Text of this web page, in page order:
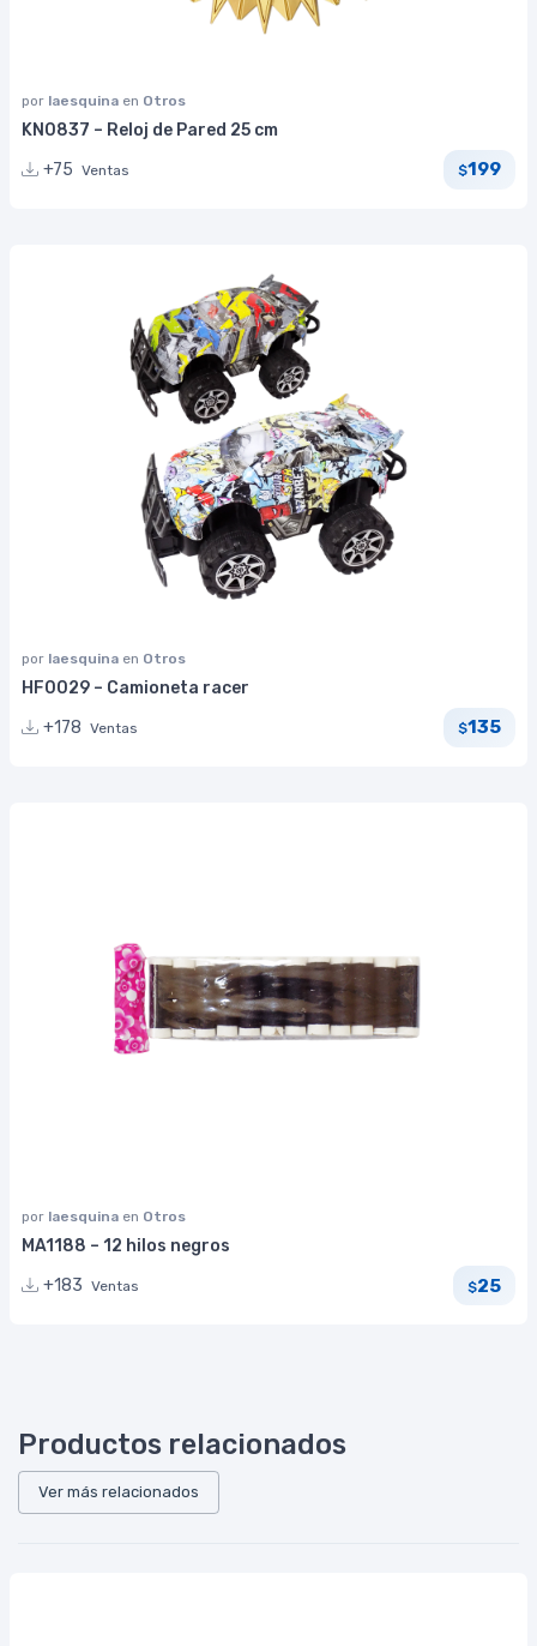
por laesquina en Otros
KN0837 – Reloj de Pared 25 cm
+75 Ventas $199
por laesquina en Otros
HF0029 – Camioneta racer
+178 Ventas $135
por laesquina en Otros
MA1188 – 12 hilos negros
+183 Ventas $25
Productos relacionados
Ver más relacionados